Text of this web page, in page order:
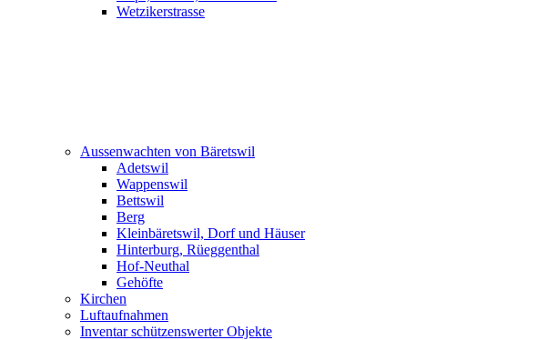
Wetzikerstrasse
Aussenwachten von Bäretswil
Adetswil
Wappenswil
Bettswil
Berg
Kleinbäretswil, Dorf und Häuser
Hinterburg, Rüeggenthal
Hof-Neuthal
Gehöfte
Kirchen
Luftaufnahmen
Inventar schützenswerter Objekte